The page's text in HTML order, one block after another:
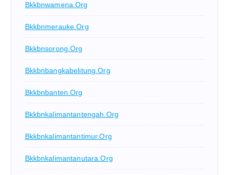
Bkkbnwamena.org
Bkkbnmerauke.org
Bkkbnsorong.org
Bkkbnbangkabelitung.org
Bkkbnbanten.org
Bkkbnkalimantantengah.org
Bkkbnkalimantantimur.org
Bkkbnkalimantanutara.org